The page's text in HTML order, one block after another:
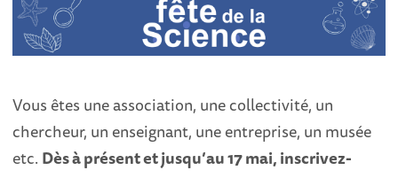
Vous êtes une association, une collectivité, un
chercheur, un enseignant, une entreprise, un musée
etc. Dès à présent et jusqu’au 17 mai, inscrivez-